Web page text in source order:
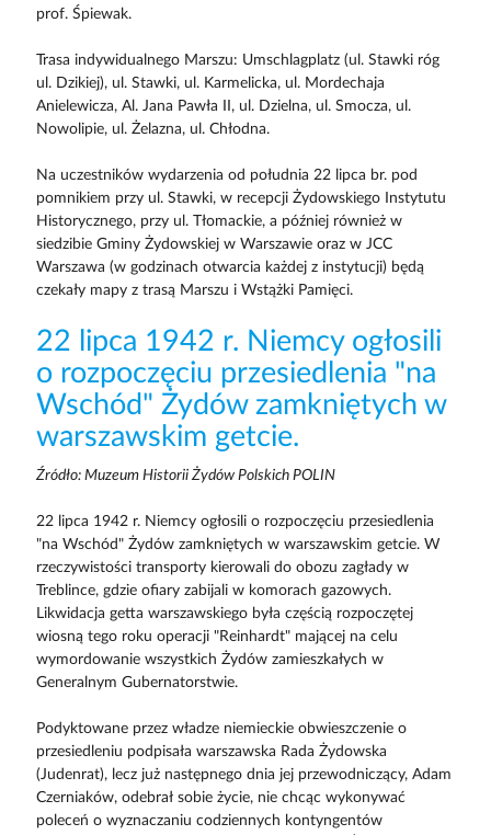
prof. Śpiewak.
Trasa indywidualnego Marszu: Umschlagplatz (ul. Stawki róg
ul. Dzikiej), ul. Stawki, ul. Karmelicka, ul. Mordechaja
Anielewicza, Al. Jana Pawła II, ul. Dzielna, ul. Smocza, ul.
Nowolipie, ul. Żelazna, ul. Chłodna.
Na uczestników wydarzenia od południa 22 lipca br. pod
pomnikiem przy ul. Stawki, w recepcji Żydowskiego Instytutu
Historycznego, przy ul. Tłomackie, a później również w
siedzibie Gminy Żydowskiej w Warszawie oraz w JCC
Warszawa (w godzinach otwarcia każdej z instytucji) będą
czekały mapy z trasą Marszu i Wstążki Pamięci.
22 lipca 1942 r. Niemcy ogłosili
o rozpoczęciu przesiedlenia "na
Wschód" Żydów zamkniętych w
warszawskim getcie.
Źródło: Muzeum Historii Żydów Polskich POLIN
22 lipca 1942 r. Niemcy ogłosili o rozpoczęciu przesiedlenia
"na Wschód" Żydów zamkniętych w warszawskim getcie. W
rzeczywistości transporty kierowali do obozu zagłady w
Treblince, gdzie ofiary zabijali w komorach gazowych.
Likwidacja getta warszawskiego była częścią rozpoczętej
wiosną tego roku operacji "Reinhardt" mającej na celu
wymordowanie wszystkich Żydów zamieszkałych w
Generalnym Gubernatorstwie.
Podyktowane przez władze niemieckie obwieszczenie o
przesiedleniu podpisała warszawska Rada Żydowska
(Judenrat), lecz już następnego dnia jej przewodniczący, Adam
Czerniaków, odebrał sobie życie, nie chcąc wykonywać
poleceń o wyznaczaniu codziennych kontyngentów